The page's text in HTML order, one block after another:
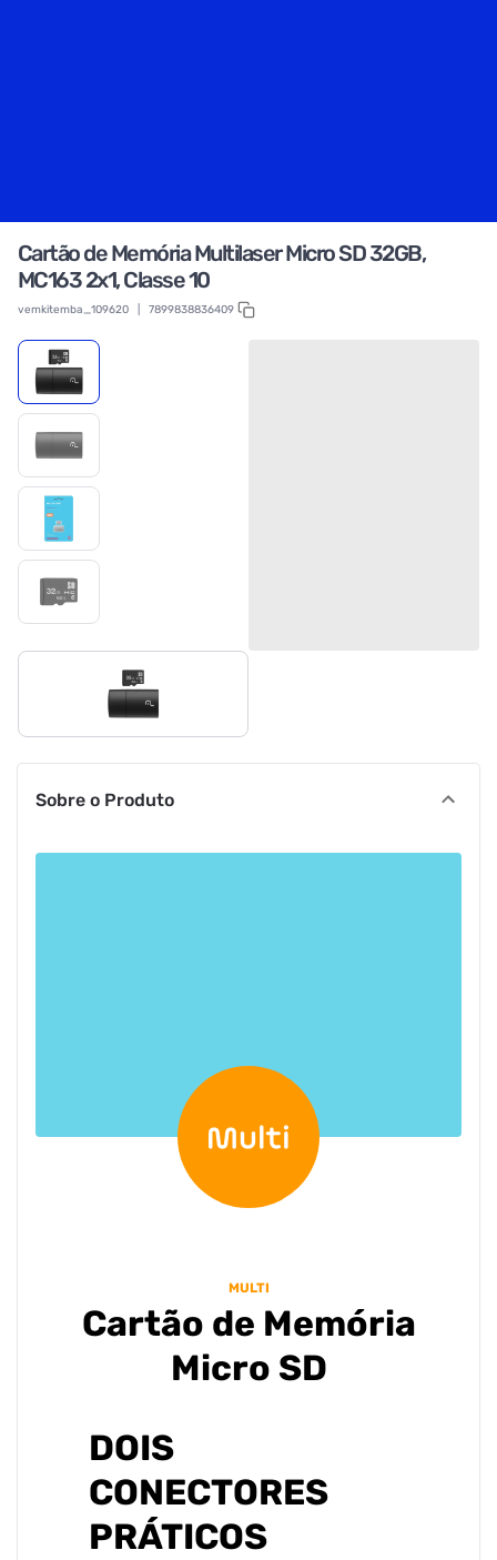
Cartão de Memória Multilaser Micro SD 32GB,
MC163 2x1, Classe 10
vemkitemba_109620 7899838836409
Sobre o Produto
MULTI
Cartão de Memória
Micro SD
DOIS
CONECTORES
PRÁTICOS